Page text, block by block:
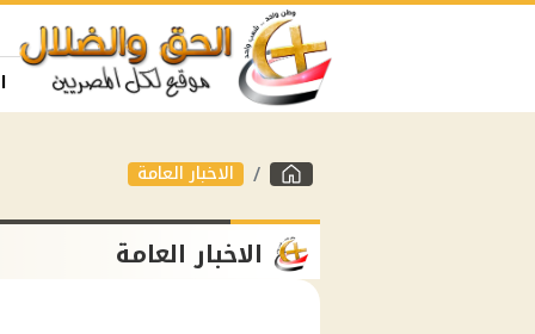
الاخبار العامة
الاخبار العامة